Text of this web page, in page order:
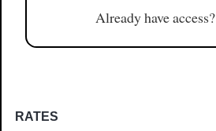
Already have access?
RATES